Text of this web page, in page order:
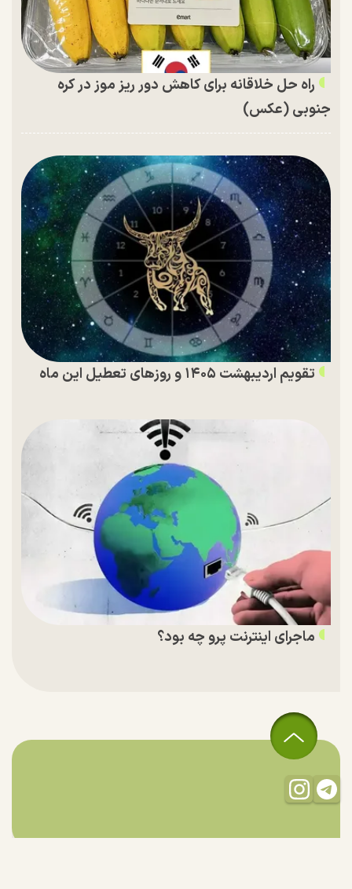
راه حل خلاقانه برای کاهش دور ریز موز در کره
جنوبی (عکس)
تقویم اردیبهشت ۱۴۰۵ و روز‌های تعطیل این ماه
ماجرای اینترنت پرو چه بود؟